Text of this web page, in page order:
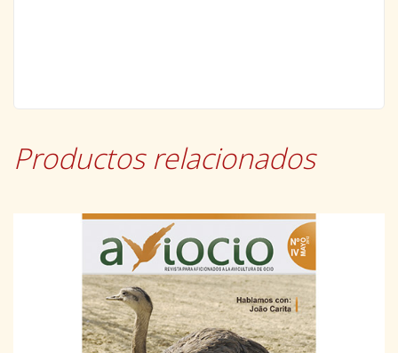
Productos relacionados